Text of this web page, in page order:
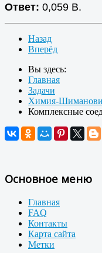
Ответ: 0,059 В.
Назад
Вперёд
Вы здесь:
Главная
Задачи
Химия-
Комплексные
Основное меню
Главная
FAQ
Контакты
Карта сайта
Метки